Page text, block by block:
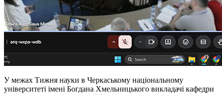
У межах Тижня науки в Черкаському національному
університеті імені Богдана Хмельницького викладачі кафедри